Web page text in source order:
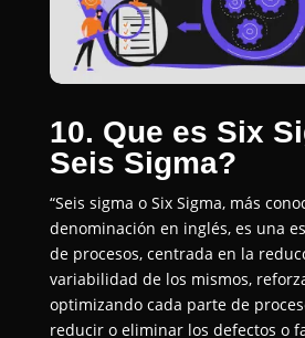
10. Que es Six
Seis Sigma?
“Seis sigma o Six Sigma, más
denominación en inglés, es una
de procesos, centrada en la
variabilidad de los mismos,
optimizando cada parte de
reducir o eliminar los defectos o